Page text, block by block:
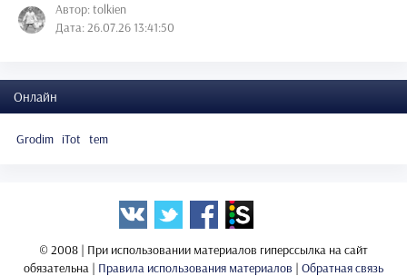
Автор: tolkien
Дата: 26.07.26 13:41:50
Онлайн
Grodim iTot tem
© 2008 | При использовании материалов гиперссылка на сайт
обязательна | Правила использования материалов | Обратная связь